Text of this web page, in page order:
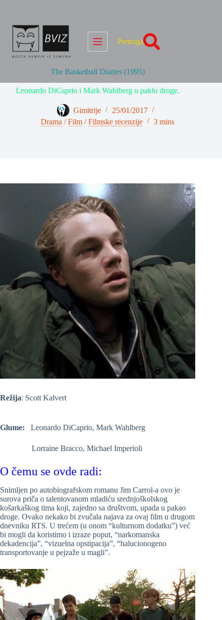
Pretraga
The Basketball Diaries (1995)
Leonardo DiCaprio i Mark Wahlberg u paklu droge.
Gimitrije
25/01/2017
Drama /Film /Filmske recenzije 3 mins
Režija: Scott Kalvert
Glume: Leonardo DiCaprio, Mark Wahlberg
Lorraine Bracco, Michael Imperioli
O čemu se ovde radi:
Snimljen po autobiografskom romanu Jim Carrol-a ovo je
surova priča o talentovanom mladiću srednjoškolskog
košarkaškog tima koji, zajedno sa društvom, upada u pakao
droge. Ovako nekako bi zvučala najava za ovaj film u drugom
dnevniku RTS. U trećem (u onom “kulturnom dodatku”) već
bi mogli da koristimo i izraze poput, “narkomanska
dekadencija”, “vizuelna opstipacija”, “halucionogeno
transportovanje u pejzaže u magli”.